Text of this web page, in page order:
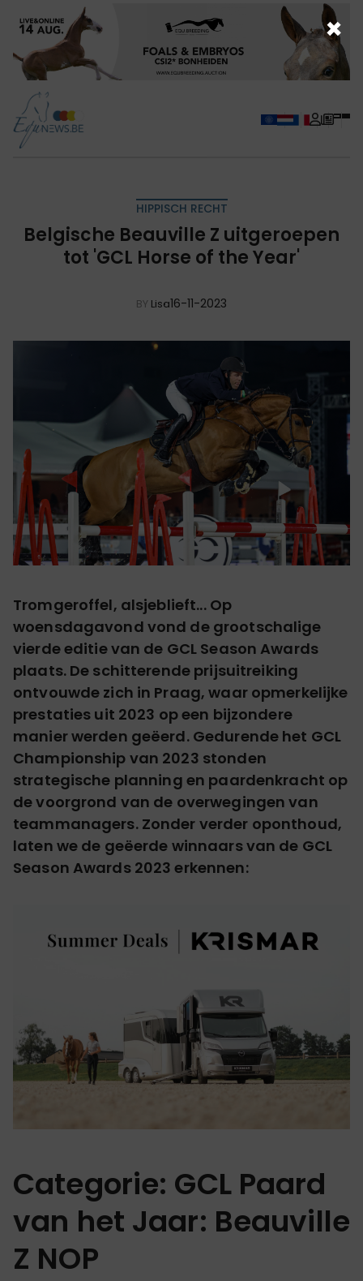
HIPPISCH RECHT
Belgische Beauville Z uitgeroepen
tot 'GCL Horse of the Year'
BY Lisa16-11-2023
Tromgeroffel, alsjeblieft... Op
woensdagavond vond de grootschalige
vierde editie van de GCL Season Awards
plaats. De schitterende prijsuitreiking
ontvouwde zich in Praag, waar opmerkelijke
prestaties uit 2023 op een bijzondere
manier werden geëerd. Gedurende het GCL
Championship van 2023 stonden
strategische planning en paardenkracht op
de voorgrond van de overwegingen van
teammanagers. Zonder verder oponthoud,
laten we de geëerde winnaars van de GCL
Season Awards 2023 erkennen:
Categorie: GCL Paard
van het Jaar: Beauville
Z NOP
×